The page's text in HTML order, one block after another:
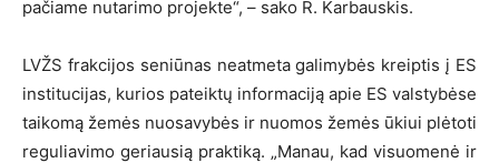
pačiame nutarimo projekte“, – sako R. Karbauskis.
LVŽS frakcijos seniūnas neatmeta galimybės kreiptis į ES
institucijas, kurios pateiktų informaciją apie ES valstybėse
taikomą žemės nuosavybės ir nuomos žemės ūkiui plėtoti
reguliavimo geriausią praktiką. „Manau, kad visuomenė ir